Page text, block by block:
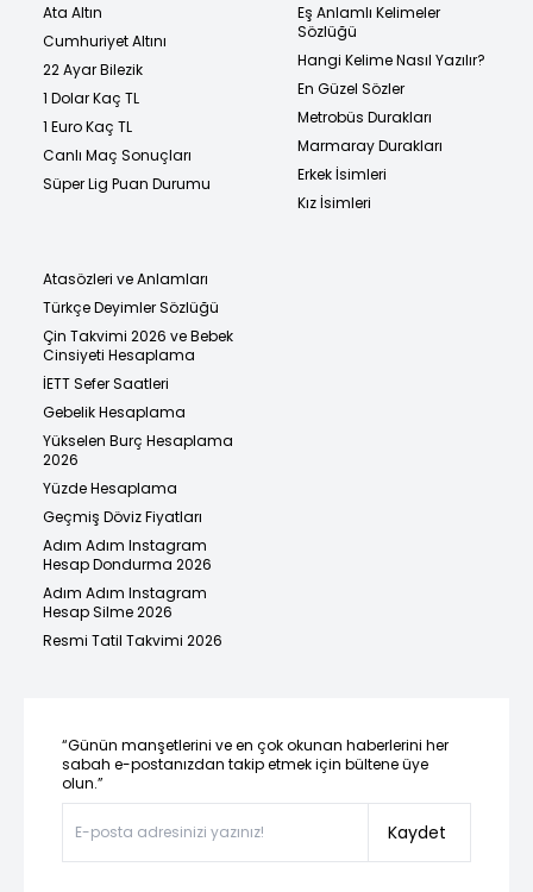
Ata Altın
Cumhuriyet Altını
22 Ayar Bilezik
1 Dolar Kaç TL
1 Euro Kaç TL
Canlı Maç Sonuçları
Süper Lig Puan Durumu
Eş Anlamlı Kelimeler
Sözlüğü
Hangi Kelime Nasıl Yazılır?
En Güzel Sözler
Metrobüs Durakları
Marmaray Durakları
Erkek İsimleri
Kız İsimleri
Atasözleri ve Anlamları
Türkçe Deyimler Sözlüğü
Çin Takvimi 2026 ve Bebek
Cinsiyeti Hesaplama
İETT Sefer Saatleri
Gebelik Hesaplama
Yükselen Burç Hesaplama
2026
Yüzde Hesaplama
Geçmiş Döviz Fiyatları
Adım Adım Instagram
Hesap Dondurma 2026
Adım Adım Instagram
Hesap Silme 2026
Resmi Tatil Takvimi 2026
“Günün manşetlerini ve en çok okunan haberlerini her
sabah e-postanızdan takip etmek için bültene üye
olun.”
Kaydet